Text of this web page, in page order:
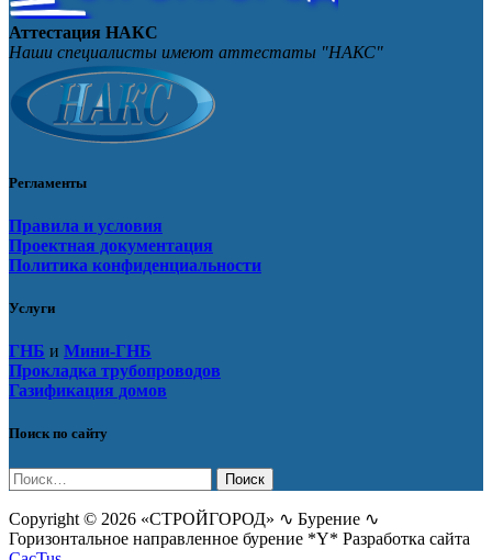
Аттестация НАКС
Наши специалисты имеют аттестаты "НАКС"
Регламенты
Правила и условия
Проектная документация
Политика конфиденциальности
Услуги
ГНБ и Мини-ГНБ
Прокладка трубопроводов
Газификация домов
Поиск по сайту
Найти:
Copyright © 2026 «СТРОЙГОРОД» ∿ Бурение ∿
Горизонтальное направленное бурение *Y* Разработка сайта